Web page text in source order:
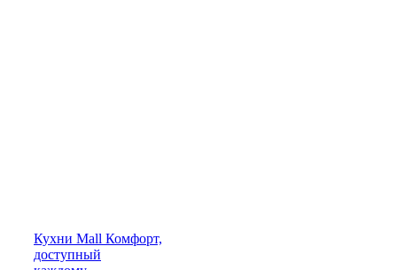
Кухни Mall Комфорт,
доступный